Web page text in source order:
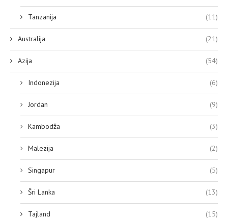
Tanzanija (11)
Australija (21)
Azija (54)
Indonezija (6)
Jordan (9)
Kambodža (3)
Malezija (2)
Singapur (5)
Šri Lanka (13)
Tajland (15)